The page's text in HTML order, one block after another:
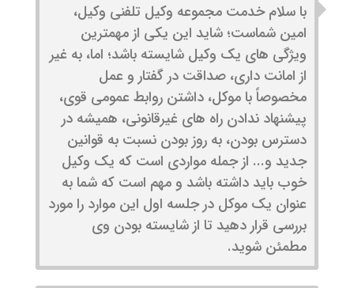
با سلام خدمت مجموعه وکیل تلفنی وکیل،
امین شماست؛ شاید این یکی از مهمترین
ویژگی های یک وکیل شایسته باشد؛ اما، به غیر
از امانت داری، صداقت در گفتار و عمل
مخصوصاً با موکل، داشتن روابط عمومی قوی،
پیشنهاد ندادن راه های غیرقانونی، همیشه در
دسترس بودن، به روز بودن نسبت به قوانین
جدید و... از جمله مواردی است که یک وکیل
خوب باید داشته باشد و مهم است که شما به
عنوان یک موکل در جلسه اول این موارد را مورد
بررسی قرار دهید تا از شایسته بودن وی
مطمئن شوید.